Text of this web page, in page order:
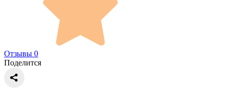
Отзывы 0
Поделится